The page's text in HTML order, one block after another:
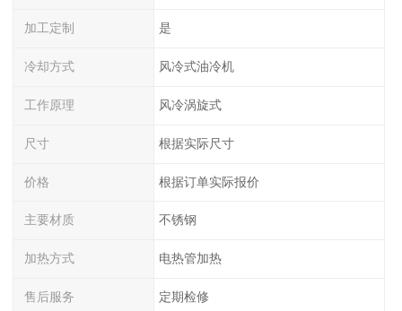
加工定制 是
冷却方式 风冷式油冷机
工作原理 风冷涡旋式
尺寸 根据实际尺寸
价格 根据订单实际报价
主要材质 不锈钢
加热方式 电热管加热
售后服务 定期检修